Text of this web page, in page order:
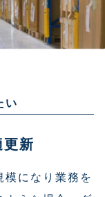
い
更新
模になり業務を